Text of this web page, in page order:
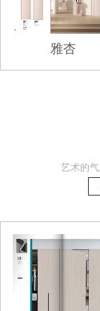
雅杏
艺术的